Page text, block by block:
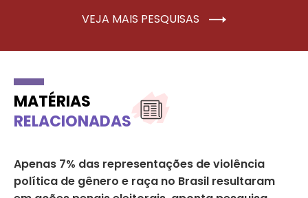
VEJA MAIS PESQUISAS
MATÉRIAS
RELACIONADAS
Apenas 7% das representações de violência
política de gênero e raça no Brasil resultaram